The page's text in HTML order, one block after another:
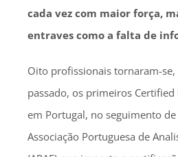
cada vez com maior força,
entraves como a falta de
Oito profissionais tornaram-
passado, os primeiros Certified
em Portugal, no seguimento
Associação Portuguesa de